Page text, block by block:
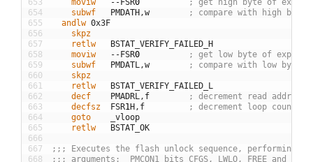
653
654
655
656
657
658
659
660
661
662
663
664
665
666
667
668
	moviw
-- FSR0
; get high byte of
	subwf
PMDATH ,w
; compare with high
andlw 0x3F
	skpz
	retlw
BSTAT VERIFY FAILED
H
	moviw
-- FSR0
; get low byte of
	subwf
PMDATL,w
; compare with low byte
	skpz
	retlw
BSTAT VERIFY FAILED
L
	decf
PMADRL, f
; decrement read address
	decfsz
FSR1H , f
; decrement loop count
	goto
vloop
	retlw
BSTAT OK
;;; Executes the flash unlock sequence, performing
;;; arguments:	PMCON1 bits CFGS, LWLO, FREE